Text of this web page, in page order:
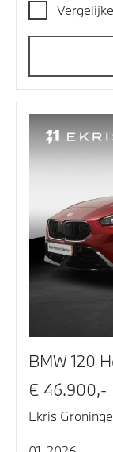
BMW 120
€ 46.900,-
Ekris